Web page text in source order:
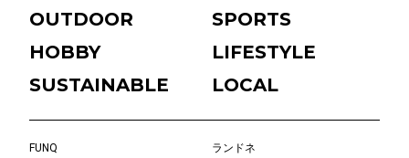
OUTDOOR
SPORTS
HOBBY
LIFESTYLE
SUSTAINABLE
LOCAL
FUNQ
ランドネ